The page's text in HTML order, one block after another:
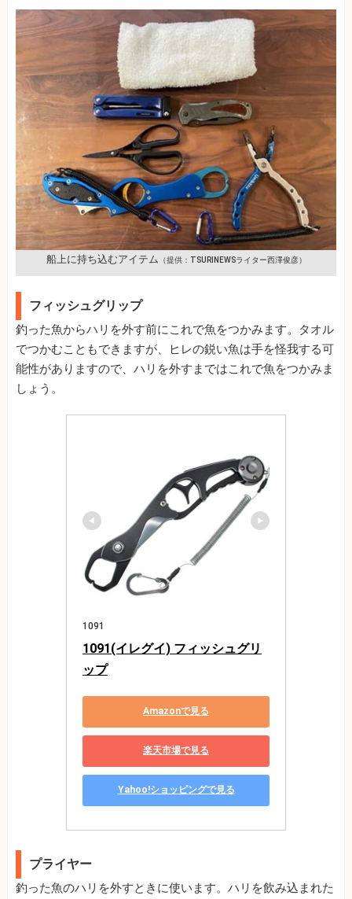
船上に持ち込むアイテム （提供：TSURINEWSライター西澤俊彦）
フィッシュグリップ
釣った魚からハリを外す前にこれで魚をつかみます。タオル
でつかむこともできますが、ヒレの鋭い魚は手を怪我する可
能性がありますので、ハリを外すまではこれで魚をつかみま
しょう。
1091
1091(イレグイ) フィッシュグリ
ップ
Amazonで見る
楽天市場で見る
Yahoo!ショッピングで見る
プライヤー
釣った魚のハリを外すときに使います。ハリを飲み込まれた